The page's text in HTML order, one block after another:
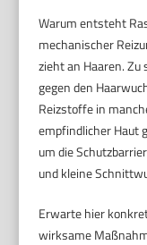
Warum entsteht
mechanischer
zieht an Haaren. Zu
gegen den
Reizstoffe in
empfindlicher Haut
um die
und kleine
Erwarte hier
wirksame